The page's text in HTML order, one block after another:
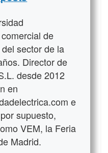
de
sector de la
Director de
desde 2012
en
e
supuesto,
VEM, la Feria
Madrid.